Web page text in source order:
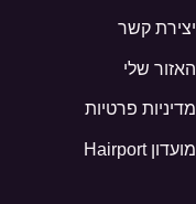
יצירת קשר
האזור שלי
מדיניות פרטיות
מועדון Hairport